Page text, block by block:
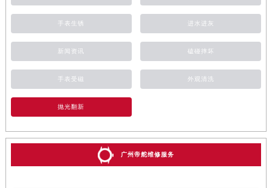
手表生锈 进水进灰
新闻资讯 磕碰摔坏
手表受磁 外观清洗
抛光翻新
广州帝舵维修服务